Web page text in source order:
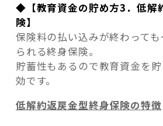
◆【教育資金の貯め方3．低解
険】
保険料の払い込みが終わって
られる終身保険。
貯蓄性もあるので教育資金を
効です。
低解約返戻金型終身保険の特徴